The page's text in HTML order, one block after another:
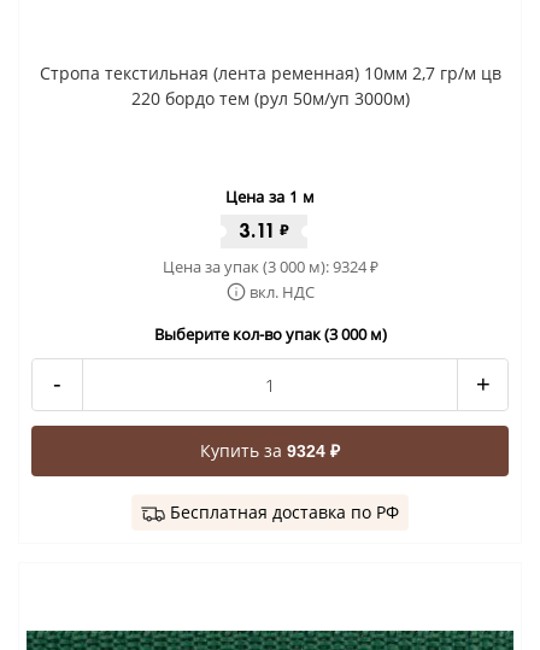
Стропа текстильная (лента ременная) 10мм 2,7 гр/м цв
220 бордо тем (рул 50м/уп 3000м)
Цена за 1 м
3.11 ₽
Цена за упак (3 000 м):9324₽
вкл. НДС
Выберите кол-во упак (3 000 м)
- +
Купить за 9324 ₽
Бесплатная доставка по РФ